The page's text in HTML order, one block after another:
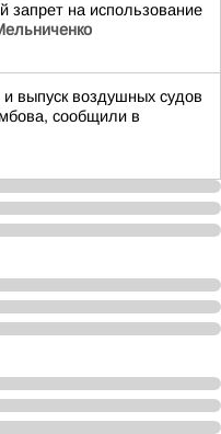
на использование
выпуск воздушных судов
сообщили в